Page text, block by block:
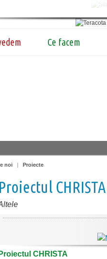
Ce facem
noi | Proiecte
Proiectul CHRISTA
CHRISTA